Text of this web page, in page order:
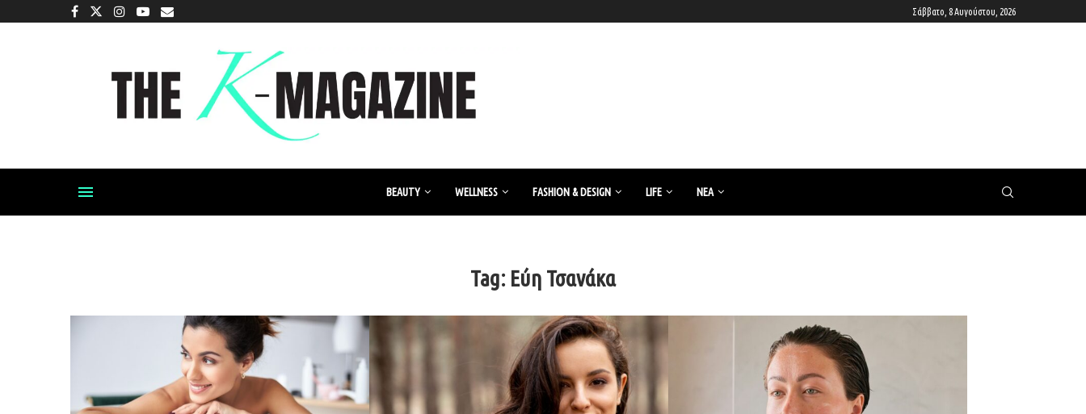
Σάββατο, 8 Αυγούστου, 2026
BEAUTY WELLNESS FASHION & DESIGN LIFE ΝΈΑ
Tag: Εύη Τσανάκα